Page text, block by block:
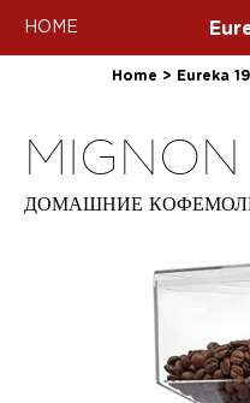
HOME
Home > Eureka
ДОМАШНИЕ